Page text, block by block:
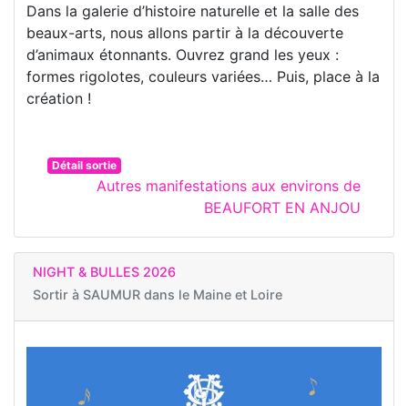
Dans la galerie d’histoire naturelle et la salle des
beaux-arts, nous allons partir à la découverte
d’animaux étonnants. Ouvrez grand les yeux :
formes rigolotes, couleurs variées… Puis, place à la
création !
Détail sortie
Autres manifestations aux environs de
BEAUFORT EN ANJOU
NIGHT & BULLES 2026
Sortir à SAUMUR dans le Maine et Loire